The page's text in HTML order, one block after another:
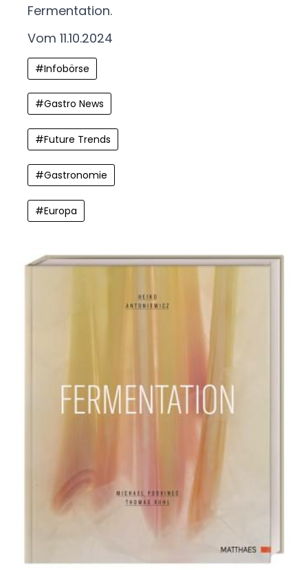
Fermentation.
Vom 11.10.2024
#Infobörse
#Gastro News
#Future Trends
#Gastronomie
#Europa